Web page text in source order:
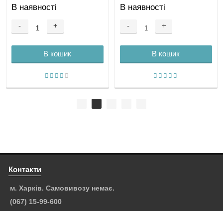
В наявності
- +
В кошик
В наявності
- +
В кошик
Контакти
м. Харків. Самовивозу немає.
(067) 15-99-600